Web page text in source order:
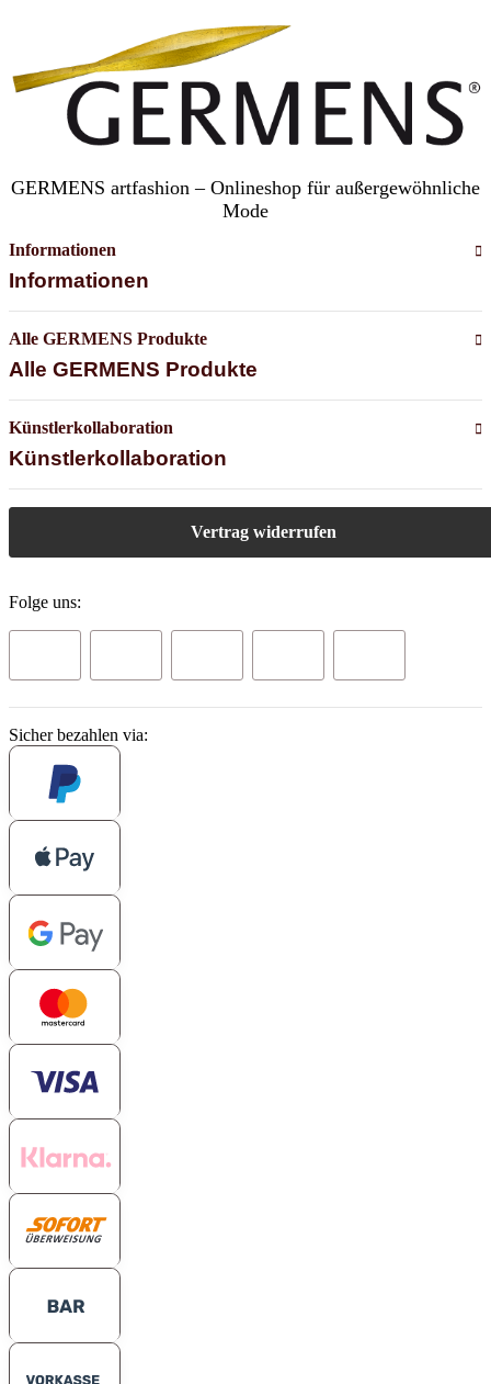
GERMENS artfashion – Onlineshop für außergewöhnliche
Mode
Informationen
Informationen
Alle GERMENS Produkte
Alle GERMENS Produkte
Künstlerkollaboration
Künstlerkollaboration
Vertrag widerrufen
Folge uns:
Sicher bezahlen via: